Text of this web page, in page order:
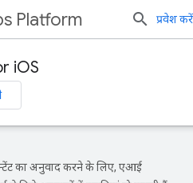
Platform प्रवेश करें
iOS
का अनुवाद करने के लिए, एआई